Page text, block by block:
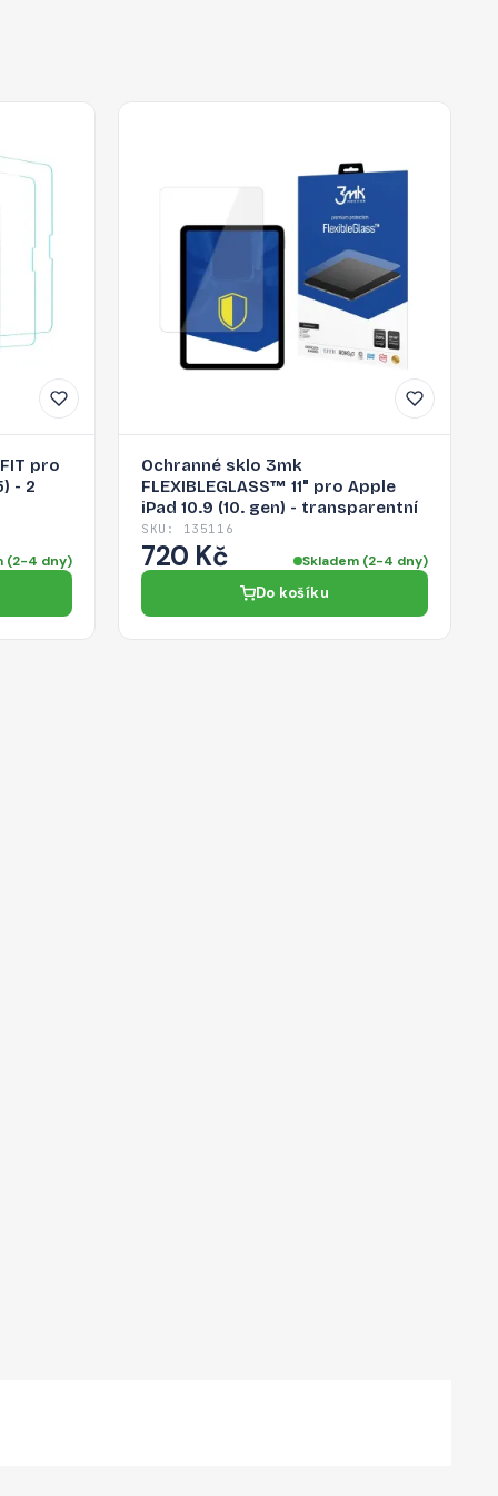
pro
- 2
(2-4 dny)
Ochranné sklo 3mk
FLEXIBLEGLASS™ 11" pro Apple
iPad 10.9 (10. gen) - transparentní
SKU: 135116
720 Kč Skladem (2-4 dny)
Do košíku